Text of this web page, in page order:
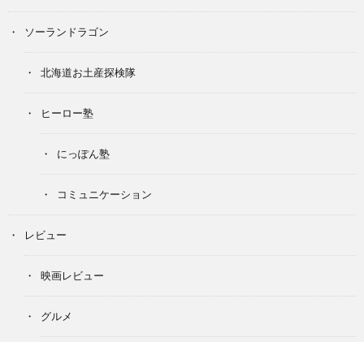
ソーランドラゴン
北海道お土産探検隊
ヒーロー塾
にっぽん塾
コミュニケーション
レビュー
映画レビュー
グルメ